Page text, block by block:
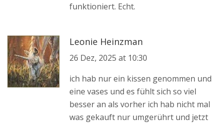
funktioniert. Echt.
Leonie Heinzman
26 Dez, 2025 at 10:30
ich hab nur ein kissen genommen und
eine vases und es fühlt sich so viel
besser an als vorher ich hab nicht mal
was gekauft nur umgerührt und jetzt